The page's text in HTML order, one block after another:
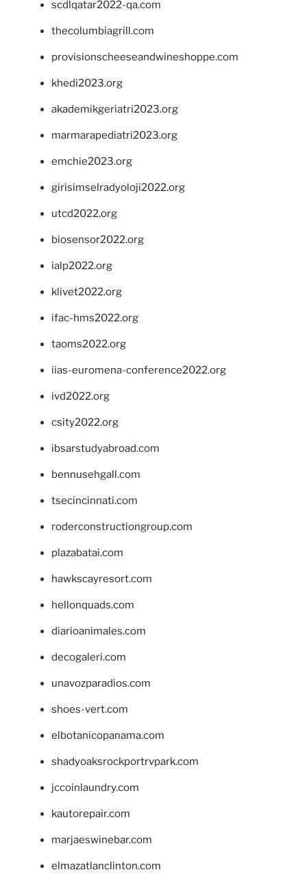
scdlqatar2022-qa.com
thecolumbiagrill.com
provisionscheeseandwineshoppe.com
khedi2023.org
akademikgeriatri2023.org
marmarapediatri2023.org
emchie2023.org
girisimselradyoloji2022.org
utcd2022.org
biosensor2022.org
ialp2022.org
klivet2022.org
ifac-hms2022.org
taoms2022.org
iias-euromena-conference2022.org
ivd2022.org
csity2022.org
ibsarstudyabroad.com
bennusehgall.com
tsecincinnati.com
roderconstructiongroup.com
plazabatai.com
hawkscayresort.com
hellonquads.com
diarioanimales.com
decogaleri.com
unavozparadios.com
shoes-vert.com
elbotanicopanama.com
shadyoaksrockportrvpark.com
jccoinlaundry.com
kautorepair.com
marjaeswinebar.com
elmazatlanclinton.com